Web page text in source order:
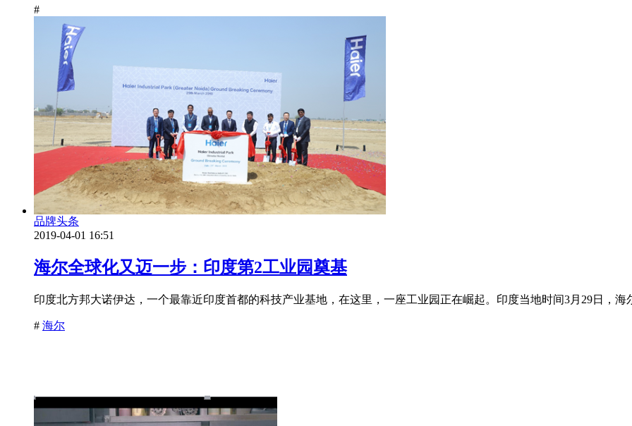
#
品牌头条
2019-04-01 16:51
海尔全球化又迈一步：印度第2工业园奠基
印度北方邦大诺伊达，一个最靠近印度首都的科技产业基地，在这里，一座工业园正在崛起。印度当地时间3月29日，海
# 海尔